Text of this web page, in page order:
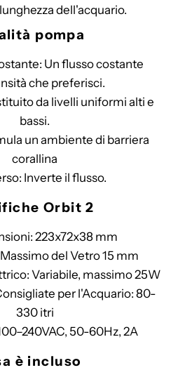
dell'acquario.
pompa
Un flusso costante
che preferisci.
da livelli uniformi alti e
bassi.
un ambiente di barriera
corallina
Inverte il flusso.
Orbit 2
223x72x38 mm
del Vetro 15 mm
Variabile, massimo 25W
per l'Acquario: 80-
330 itri
50-60Hz, 2A
è incluso